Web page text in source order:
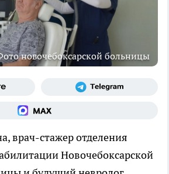
новочебоксарской больницы
врач-стажер отделения
Новочебоксарской